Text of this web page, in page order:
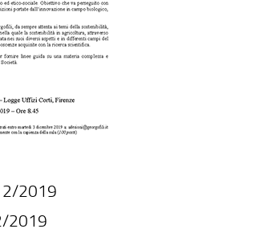
2019
2019